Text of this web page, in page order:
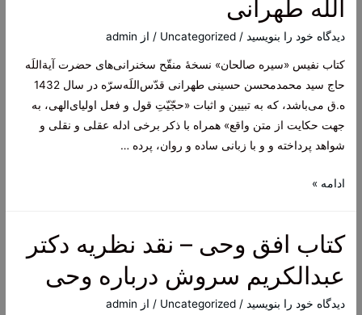
فی
الاسفار
العقلیة‌
الاربعة
الله طهرانی
دیدگاه‌ خود را بنویسید /
Uncategorized / از admin
کتاب نفیس «سیره صالحان» نسخۀ منقّح سخنرانی‌های حضرت آیة‌اللَه
حاج سید محمدمحسن حسینی طهرانی قدّس‌اللَه‌سرّه در سال 1432
ه.ق می‌باشد، که به تبیین و اثبات «حجّیّتِ قول و فعل اولیای‌الهی، به
جهت حکایت از متن واقع» همراه با ذکر برخی ادله عقلی و نقلی و
شواهد پرداخته و و با زبانی ساده و روان، پرده …
کتاب
در
افعال
و
ادامه »
کتاب افق وحی – نقد نظريه دکتر
عبدالكريم سروش درباره وحى
دیدگاه‌ خود را بنویسید /
Uncategorized / از admin